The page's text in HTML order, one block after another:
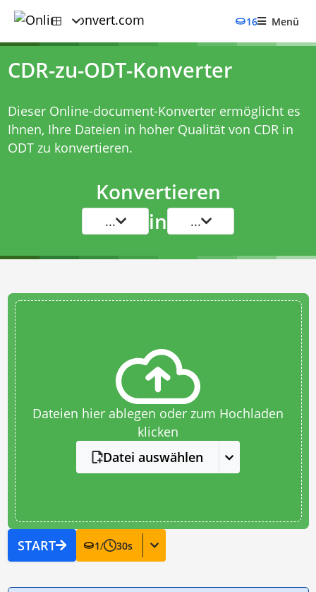
16 Menü
CDR-zu-ODT-Konverter
Dieser Online-document-Konverter ermöglicht es
Ihnen, Ihre Dateien in hoher Qualität von CDR in
ODT zu konvertieren.
Konvertieren
... in ...
Dateien hier ablegen oder zum Hochladen
klicken
Datei auswählen
START 1/ 30s